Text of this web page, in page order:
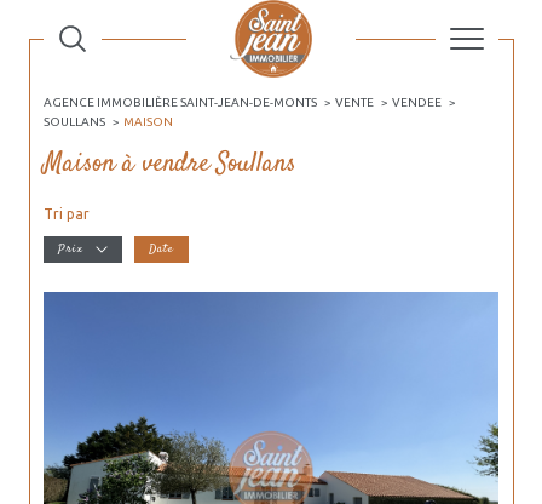
AGENCE IMMOBILIÈRE SAINT-JEAN-DE-MONTS VENTE
VENDEE
SOULLANS
MAISON
Maison à vendre Soullans
Tri par
Prix Date